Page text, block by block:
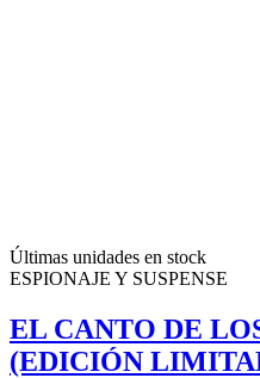
Últimas unidades en stock
ESPIONAJE Y SUSPENSE
EL CANTO DE
(EDICIÓN